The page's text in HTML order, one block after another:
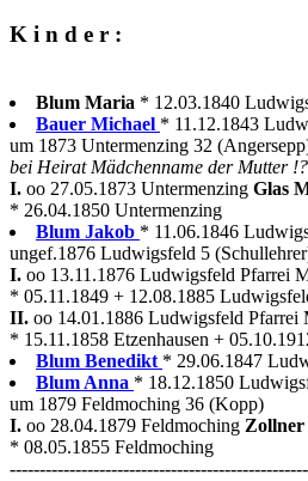
K i n d e r :
Blum Maria * 12.03.1840
Bauer Michael * 11.12.1843
um 1873 Untermenzing 32
bei Heirat Mädchenname der Mutter
I. oo 27.05.1873 Untermenzing Glas
* 26.04.1850 Untermenzing
Blum Jakob * 11.06.1846
ungef.1876 Ludwigsfeld 5
I. oo 13.11.1876 Ludwigsfeld Pfarrei
* 05.11.1849 + 12.08.1885
II. oo 14.01.1886 Ludwigsfeld Pfarrei
* 15.11.1858 Etzenhausen +
Blum Benedikt * 29.06.1847
Blum Anna * 18.12.1850
um 1879 Feldmoching 36 (Kopp)
I. oo 28.04.1879 Feldmoching Zollner
* 08.05.1855 Feldmoching